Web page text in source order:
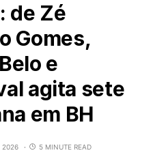
de Zé
Gomes,
e
agita sete
em BH
2026
5 MINUTE READ